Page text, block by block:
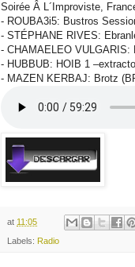
Soirée Â L´Improviste,
- ROUBA3i5: Bustros
- STÉPHANE RIVES:
- CHAMAELEO VULGARIS:
- HUBBUB: HOIB 1
- MAZEN KERBAJ: Brotz
at 11:05
Labels: Radio